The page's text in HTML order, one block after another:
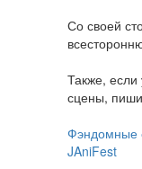
Со своей
Также,
сцены,
Фэндомные
JAniFest